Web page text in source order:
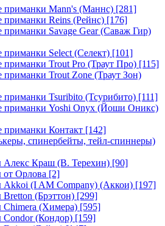
приманки Mann's (Маннс) [281]
приманки Reins (Рейнс) [176]
приманки Savage Gear (Саваж Гир)
приманки Select (Селект) [101]
приманки Trout Pro (Траут Про) [115]
приманки Trout Zone (Траут Зон)
приманки Tsuribito (Тсурибито) [111]
приманки Yoshi Onyx (Йоши Оникс)
приманки Контакт [142]
спинербейты, тейл-спиннеры)
Алекс Краш (В. Терехин) [90]
от Орлова [2]
Akkoi (I AM Company) (Аккои) [197]
Bretton (Брэттон) [299]
Chimera (Химера) [595]
Condor (Кондор) [159]